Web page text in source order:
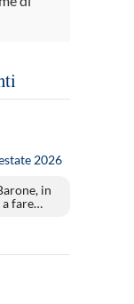
2026
in
a fare…